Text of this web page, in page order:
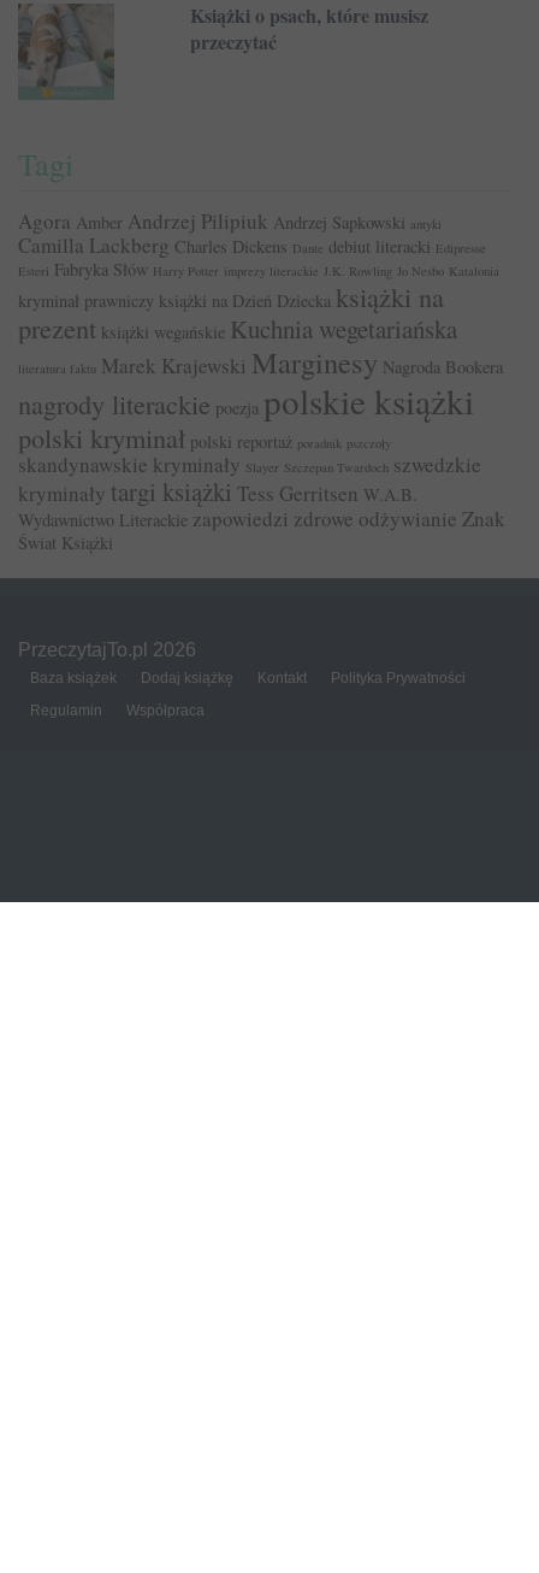
Książki o psach, które musisz
przeczytać
Tagi
Agora Amber Andrzej Pilipiuk Andrzej Sapkowski antyki
Camilla Lackberg Charles Dickens Dante debiut literacki Edipresse
Esteri Fabryka Słów Harry Potter imprezy literackie J.K. Rowling Jo Nesbo Katalonia
kryminał prawniczy książki na Dzień Dziecka książki na
prezent książki wegańskie Kuchnia wegetariańska
literatura faktu Marek Krajewski Marginesy Nagroda Bookera
nagrody literackie poezja polskie książki
polski kryminał polski reportaż poradnik pszczoły
skandynawskie kryminały Slayer Szczepan Twardoch szwedzkie
kryminały targi książki Tess Gerritsen W.A.B.
Wydawnictwo Literackie zapowiedzi zdrowe odżywianie Znak
Świat Książki
PrzeczytajTo.pl 2026
Baza książek Dodaj książkę Kontakt
Polityka Prywatności
Regulamin
Współpraca